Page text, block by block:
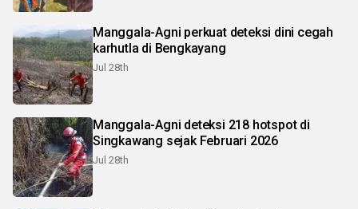
Manggala-Agni perkuat deteksi dini cegah
karhutla di Bengkayang
Jul 28th
Manggala-Agni deteksi 218 hotspot di
Singkawang sejak Februari 2026
Jul 28th